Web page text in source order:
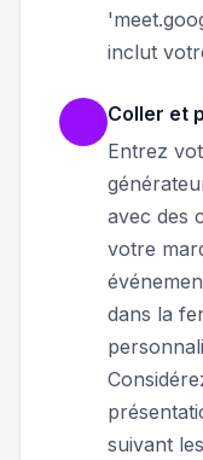
inclut
Coller et
Entrez
avec des
votre
dans la
suivant les